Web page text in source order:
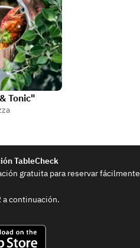
Tonic"
TableCheck
gratuita para reservar fácilmente
a continuación.